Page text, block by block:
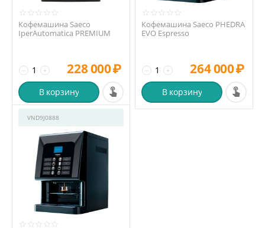
Кофемашина Saeco
IperAutomatica PREMIUM
+
− 228 000₽
В корзину
Кофемашина Saeco PHEDRA
EVO Espresso
+
− 264 000₽
В корзину
VND9J0888